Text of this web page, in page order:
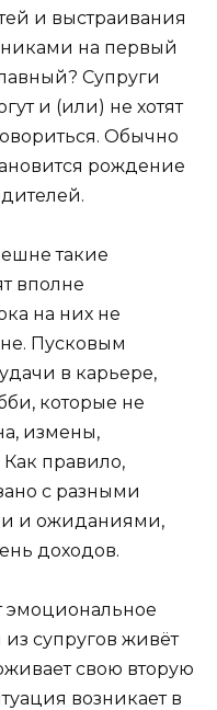
и выстраивания
на первый
Супруги
и (или) не хотят
Обычно
рождение
такие
вполне
на них не
Пусковым
в карьере,
которые не
измены,
Как правило,
с разными
и ожиданиями,
доходов.
супругов живёт
свою вторую
возникает в